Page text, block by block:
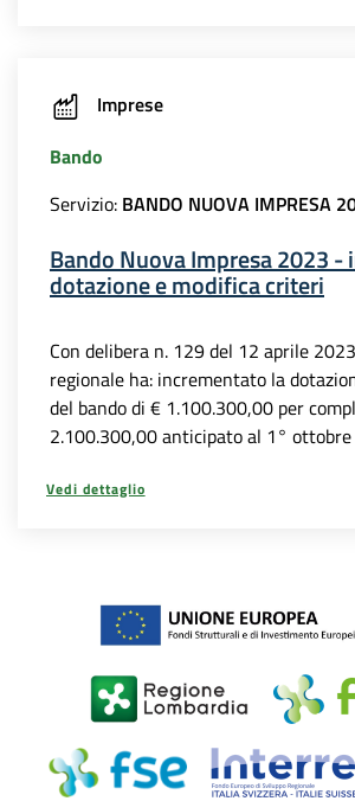
Imprese
Bando
Servizio: BANDO NUOVA IMPRESA
Bando Nuova Impresa 2023 -
dotazione e modifica criteri
Con delibera n. 129 del 12 aprile
regionale ha: incrementato la
del bando di € 1.100.300,00 per
2.100.300,00 anticipato al 1°
Vedi dettaglio